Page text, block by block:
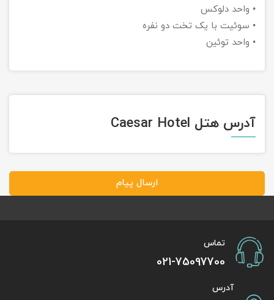
• واحد دلوکس
• سوئیت با یک تخت دو نفره
• واحد توئین
آدرس هتل Caesar Hotel
ارسال پیام
تماس
021-75097700
آدرس